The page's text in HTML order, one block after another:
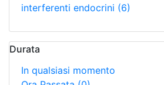
interferenti endocrini (6)
Durata
In qualsiasi momento